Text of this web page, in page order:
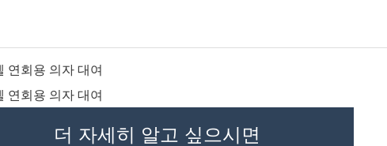
더 자세히 알고 싶으시면